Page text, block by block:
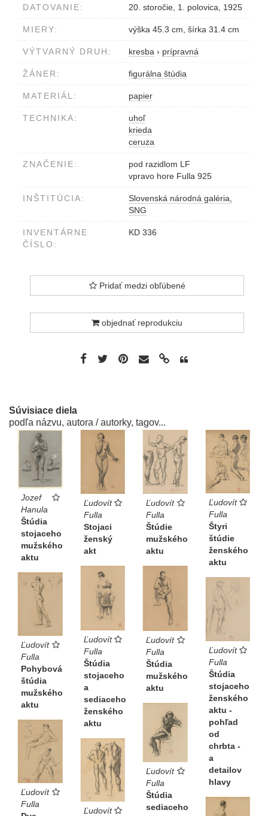
DATOVANIE: 20. storočie, 1. polovica, 1925
MIERY: výška 45.3 cm, šírka 31.4 cm
VÝTVARNÝ DRUH: kresba › prípravná
ŽÁNER: figurálna štúdia
MATERIÁL: papier
TECHNIKA:
uhoľ
krieda
ceruza
ZNAČENIE:
pod razidlom LF
vpravo hore Fulla 925
INŠTITÚCIA:
Slovenská národná galéria,
SNG
INVENTÁRNE
ČÍSLO:
KD 336
Pridať medzi obľúbené
objednať reprodukciu
Súvisiace diela
podľa názvu, autora / autorky, tagov...
Jozef
Hanula
Štúdia
stojaceho
mužského
aktu
Ľudovít
Fulla
Stojaci
ženský
akt
Ľudovít
Fulla
Štúdie
mužského
aktu
Ľudovít
Fulla
Štyri
štúdie
ženského
aktu
Ľudovít
Fulla
Štúdia
stojaceho
a
sediaceho
ženského
aktu
Ľudovít
Fulla
Štúdia
mužského
aktu
Ľudovít
Fulla
Pohybová
štúdia
mužského
aktu
Ľudovít
Fulla
Štúdia
stojaceho
ženského
aktu -
pohľad
od
chrbta -
a
detailov
hlavy
Ľudovít
Fulla
Štúdia
sediaceho
Ľudovít
Fulla
Ľudovít